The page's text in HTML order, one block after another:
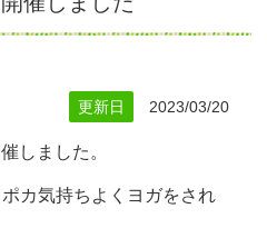
更新日 2023/03/20
しました。
カ気持ちよくヨガをされ